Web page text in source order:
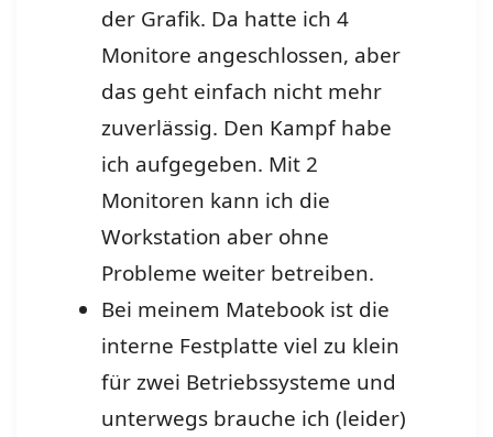
der Grafik. Da hatte ich 4
Monitore angeschlossen, aber
das geht einfach nicht mehr
zuverlässig. Den Kampf habe
ich aufgegeben. Mit 2
Monitoren kann ich die
Workstation aber ohne
Probleme weiter betreiben.
Bei meinem Matebook ist die
interne Festplatte viel zu klein
für zwei Betriebssysteme und
unterwegs brauche ich (leider)